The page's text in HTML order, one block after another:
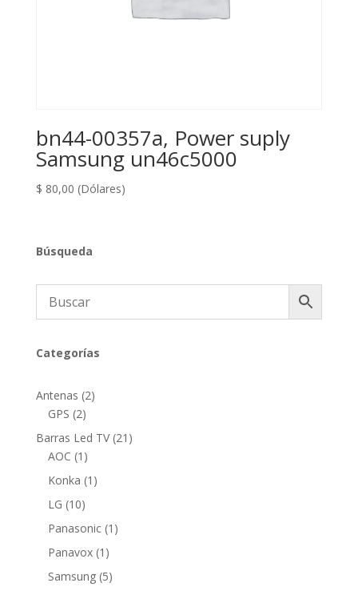
bn44-00357a, Power suply
Samsung un46c5000
$ 80,00 (Dólares)
Búsqueda
Categorías
Antenas 22
GPS 22
productos
Barras Led TV 21 21
AOC 1 1
producto
Konka 1 1
LG 1010
productos
Panasonic 1 1
Panavox 1 1
producto
Samsung 55